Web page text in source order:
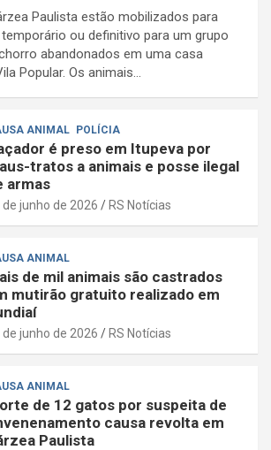
Paulista estão mobilizados para
ou definitivo para um grupo
abandonados em uma casa
Popular. Os animais…
ANIMAL POLÍCIA
é preso em Itupeva por
tratos a animais e posse ilegal
armas
de junho de 2026 RS Notícias
ANIMAL
de mil animais são castrados
mutirão gratuito realizado em
de junho de 2026 RS Notícias
ANIMAL
de 12 gatos por suspeita de
causa revolta em
Paulista